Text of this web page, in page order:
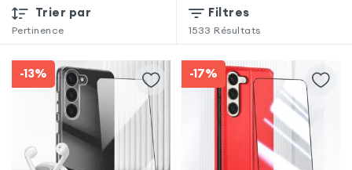
Trier par
Pertinence
Filtres
1533 Résultats
-13% -17%